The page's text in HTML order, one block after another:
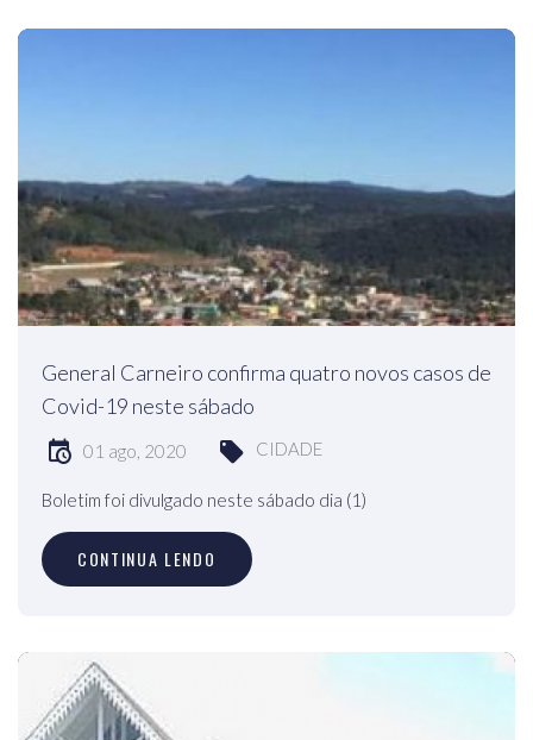
General Carneiro confirma quatro novos casos de
Covid-19 neste sábado
01 ago, 2020 CIDADE
Boletim foi divulgado neste sábado dia (1)
CONTINUA LENDO